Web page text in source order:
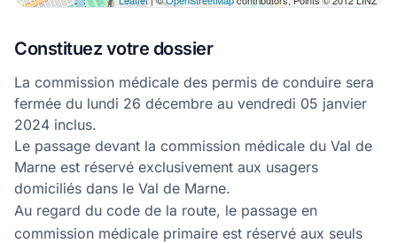
Constituez votre dossier
La commission médicale des permis de conduire sera
fermée du lundi 26 décembre au vendredi 05 janvier
2024 inclus.
Le passage devant la commission médicale du Val de
Marne est réservé exclusivement aux usagers
domiciliés dans le Val de Marne.
Au regard du code de la route, le passage en
commission médicale primaire est réservé aux seuls